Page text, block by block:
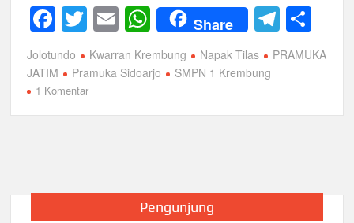
F
a
c
e
b
k
T
wi
tt
er
E
m
ail
W
h
at
A
Share T
el
e
a
h
ar
Jolotundo Kwarran Krembung Napak Tilas
PRAMUKA
JATIM
Pramuka Sidoarjo SMPN 1 Krembung
1 Komentarpada
CANDI
JOLOTUNDOPengunjung